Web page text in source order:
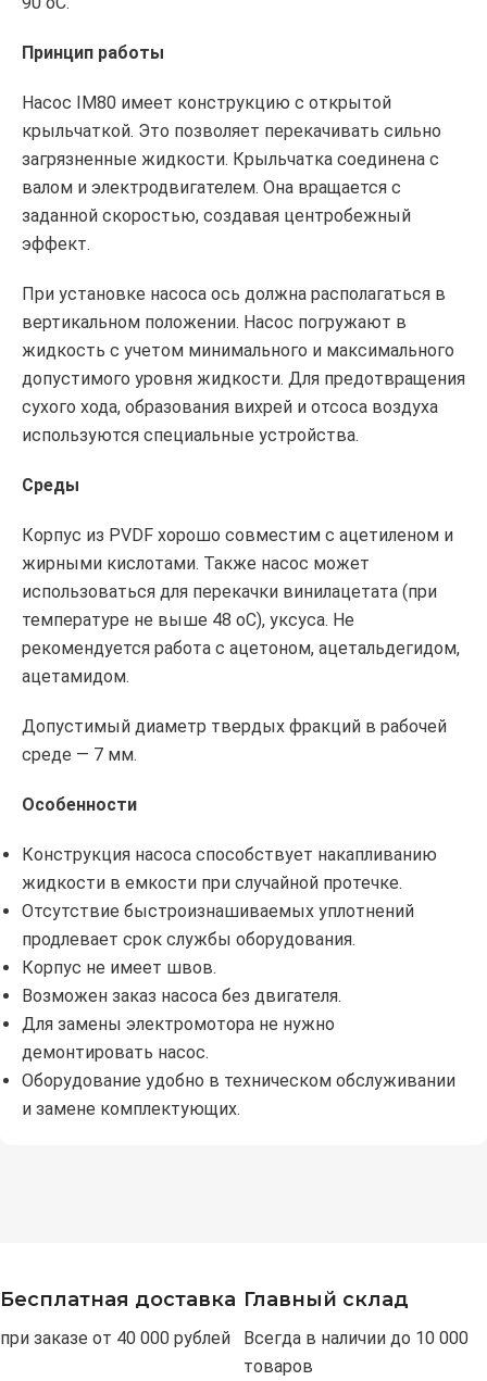
Принцип работы
Насос IM80 имеет конструкцию с открытой
крыльчаткой. Это позволяет перекачивать сильно
загрязненные жидкости. Крыльчатка соединена с
валом и электродвигателем. Она вращается с
заданной скоростью, создавая центробежный
эффект.
При установке насоса ось должна располагаться в
вертикальном положении. Насос погружают в
жидкость с учетом минимального и максимального
допустимого уровня жидкости. Для предотвращения
сухого хода, образования вихрей и отсоса воздуха
используются специальные устройства.
Среды
Корпус из PVDF хорошо совместим с ацетиленом и
жирными кислотами. Также насос может
использоваться для перекачки винилацетата (при
температуре не выше 48 оС), уксуса. Не
рекомендуется работа с ацетоном, ацетальдегидом,
ацетамидом.
Допустимый диаметр твердых фракций в рабочей
среде — 7 мм.
Особенности
Конструкция насоса способствует накапливанию
жидкости в емкости при случайной протечке.
Отсутствие быстроизнашиваемых уплотнений
продлевает срок службы оборудования.
Корпус не имеет швов.
Возможен заказ насоса без двигателя.
Для замены электромотора не нужно
демонтировать насос.
Оборудование удобно в техническом обслуживании
и замене комплектующих.
Бесплатная доставка
при заказе от 40 000 рублей
Главный склад
Всегда в наличии до 10 000
товаров